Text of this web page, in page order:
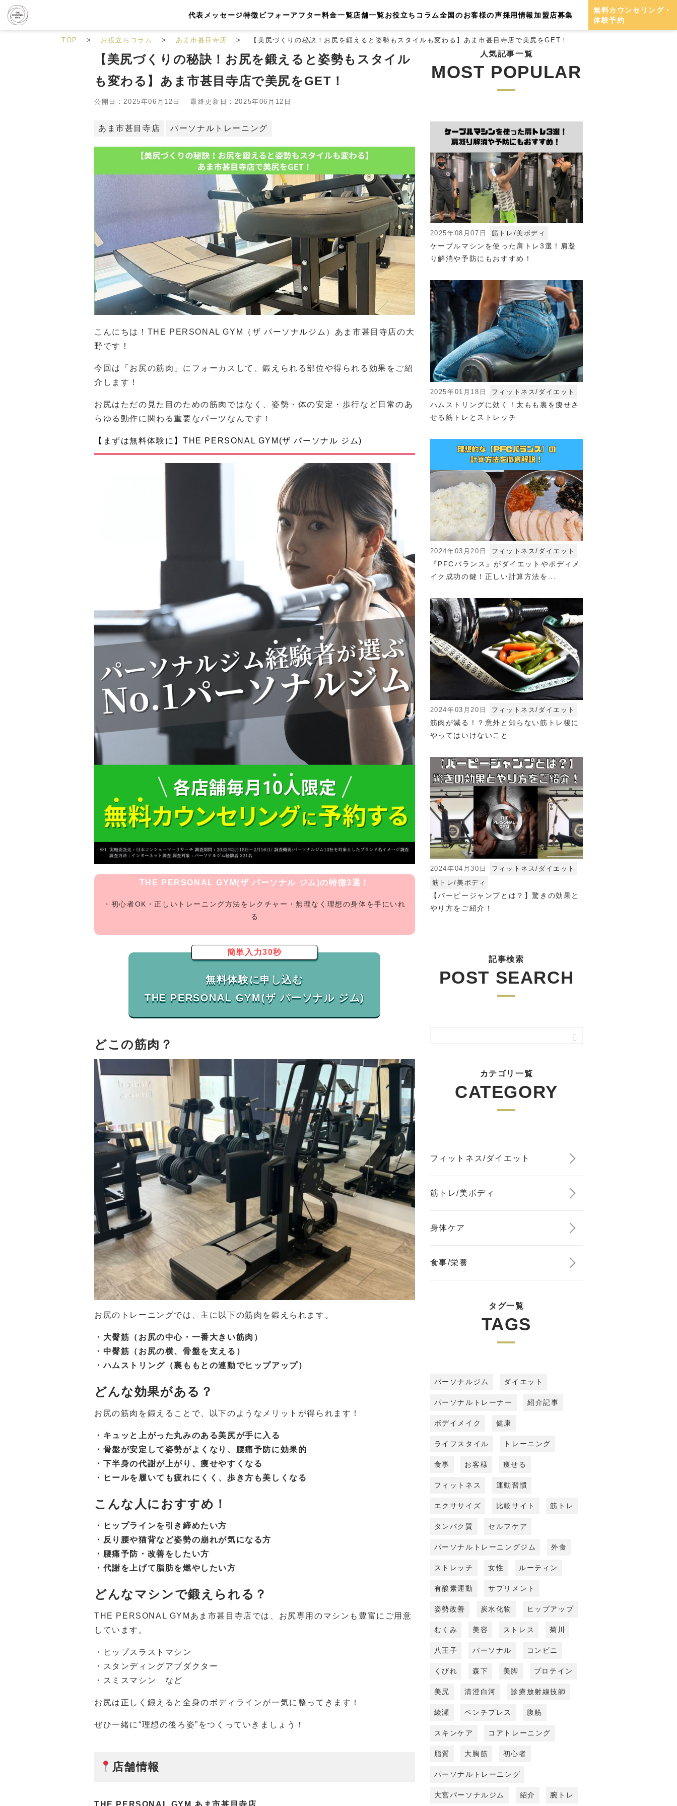
代表メッセージ特徴 ビフォーアフター料金一覧店舗一覧お役立ちコラム全国のお客様の声採用情報 加盟店募集
無料カウンセリング・
体験予約
TOP お役立ちコラム あま市甚目寺店 【美尻づくりの秘訣！お尻を鍛えると姿勢もスタイルも変わる】あま市甚目寺店で美尻をGET！
【美尻づくりの秘訣！お尻を鍛えると姿勢もスタイル
も変わる】あま市甚目寺店で美尻をGET！
公開日：2025年06月12日 最終更新日：2025年06月12日
あま市甚目寺店 パーソナルトレーニング
こんにちは！THE PERSONAL GYM（ザ パーソナルジム）あま市甚目寺店の大
野です！
今回は「お尻の筋肉」にフォーカスして、鍛えられる部位や得られる効果をご紹
介します！
お尻はただの見た目のための筋肉ではなく、姿勢・体の安定・歩行など日常のあ
らゆる動作に関わる重要なパーツなんです！
【まずは無料体験に】THE PERSONAL GYM(ザ パーソナル ジム)
THE PERSONAL GYM(ザ パーソナル ジム)の特徴3選！
・初心者OK・正しいトレーニング方法をレクチャー・無理なく理想の身体を手にいれ
る
簡単入力30秒
無料体験に申し込む
どこの筋肉？
お尻のトレーニングでは、主に以下の筋肉を鍛えられます。
・大臀筋（お尻の中心・一番大きい筋肉）
・中臀筋（お尻の横、骨盤を支える）
・ハムストリング（裏ももとの連動でヒップアップ）
どんな効果がある？
お尻の筋肉を鍛えることで、以下のようなメリットが得られます！
・キュッと上がった丸みのある美尻が手に入る
・骨盤が安定して姿勢がよくなり、腰痛予防に効果的
・下半身の代謝が上がり、痩せやすくなる
・ヒールを履いても疲れにくく、歩き方も美しくなる
こんな人におすすめ！
・ヒップラインを引き締めたい方
・反り腰や猫背など姿勢の崩れが気になる方
・腰痛予防・改善をしたい方
・代謝を上げて脂肪を燃やしたい方
どんなマシンで鍛えられる？
THE PERSONAL GYMあま市甚目寺店では、お尻専用のマシンも豊富にご用意
しています。
・ヒップスラストマシン
・スタンディングアブダクター
・スミスマシン など
お尻は正しく鍛えると全身のボディラインが一気に整ってきます！
ぜひ一緒に“理想の後ろ姿”をつくっていきましょう！
店舗情報
THE PERSONAL GYM あま市甚目寺店
人気記事一覧
MOST POPULAR
2025年08月07日 筋トレ/美ボディ
ケーブルマシンを使った肩トレ3選！肩凝
り解消や予防にもおすすめ！
2025年01月18日 フィットネス/ダイエット
ハムストリングに効く！太もも裏を痩せさ
せる筋トレとストレッチ
2024年03月20日 フィットネス/ダイエット
『PFCバランス』がダイエットやボディメ
イク成功の鍵！正しい計算方法を...
2024年03月20日 フィットネス/ダイエット
筋肉が減る！？意外と知らない筋トレ後に
やってはいけないこと
2024年04月30日
フィットネス/ダイエット
筋トレ/美ボディ
【バーピージャンプとは？】驚きの効果と
やり方をご紹介！
記事検索
POST SEARCH
カテゴリ一覧
CATEGORY
フィットネス/ダイエット
筋トレ/美ボディ
身体ケア
食事/栄養
タグ一覧
TAGS
パーソナルジム ダイエット
パーソナルトレーナー 紹介記事
ボデイメイク 健康
ライフスタイル トレーニング
食事 お客様 痩せる
フィットネス 運動習慣
エクササイズ 比較サイト 筋トレ
タンパク質 セルフケア
パーソナルトレーニングジム 外食
ストレッチ 女性 ルーティン
有酸素運動 サプリメント
姿勢改善 炭水化物 ヒップアップ
むくみ 美容 ストレス 菊川
八王子 パーソナル コンビニ
くびれ 森下 美脚 プロテイン
美尻 清澄白河 診療放射線技師
綾瀬 ベンチプレス 腹筋
スキンケア コアトレーニング
脂質 大胸筋 初心者
パーソナルトレーニング
大宮パーソナルジム 紹介 腕トレ